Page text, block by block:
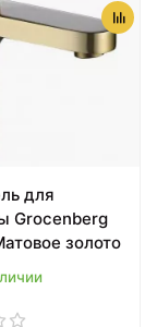
для
Grocenberg
золото